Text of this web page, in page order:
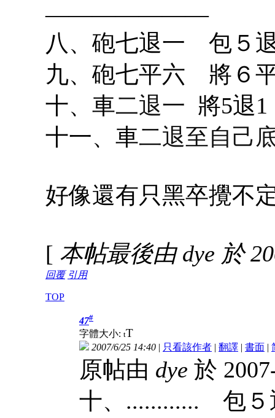
———————
八、砲七退一 包
九、砲七平六 將６
十、車二退一 將5退1
十一、車二退至自己
好像還有只黑卒攪不
[ 本帖最後由 dye 於
回覆 引用
TOP
47#
字體大小: tT
2007/6/25 14:40 | 只看該作者 | 翻譯 | 書面 |
原帖由 dye 於
十、............ 包５